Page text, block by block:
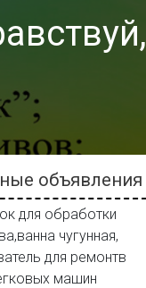
объявления
для обработки
чугунная,
для ремонтв
машин